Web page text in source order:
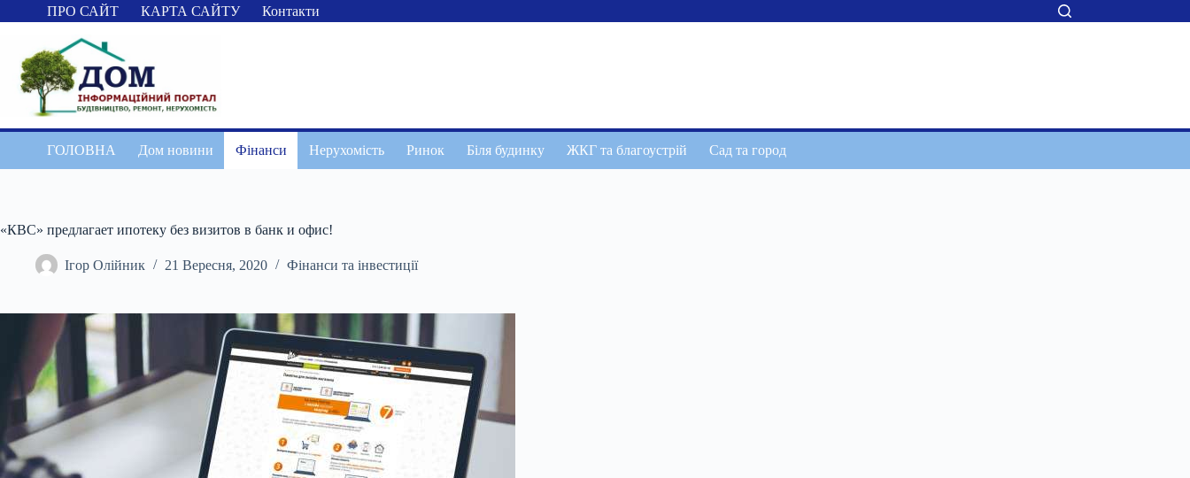
Перейти
до
ПРО САЙТ КАРТА САЙТУ Контакти
ГОЛОВНА Дом новини Фінанси Нерухомість Ринок Біля будинку ЖКГ та благоустрій Сад та город
«КВС» предлагает ипотеку без визитов в банк и офис!
Ігор Олійник 21 Вересня, 2020 Фінанси та інвестиції